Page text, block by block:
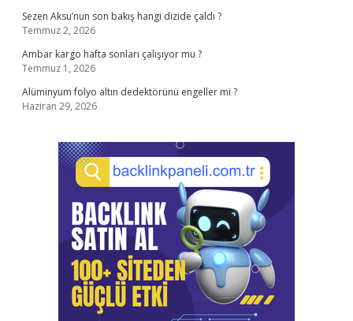
Sezen Aksu’nun son bakış hangi dizide çaldı ?
Temmuz 2, 2026
Ambar kargo hafta sonları çalışıyor mu ?
Temmuz 1, 2026
Alüminyum folyo altın dedektörünü engeller mi ?
Haziran 29, 2026